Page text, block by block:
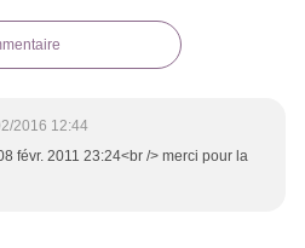
2016 12:44
févr. 2011 23:24<br /> merci pour la